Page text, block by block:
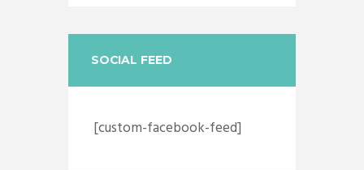
SOCIAL FEED
[custom-facebook-feed]